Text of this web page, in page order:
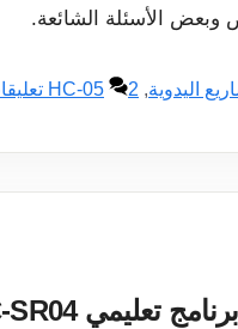
وبعض الأسئلة الشائعة.
اليدوية,
HC-05 2 تعليقات